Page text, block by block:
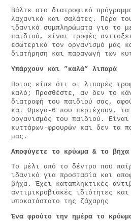
Βάλτε στο διατροφικό
λαχανικά και σαλάτες. Πέρα
ιδανικά συμπληρώματα για το
παιδιού, είναι τροφές
εσωτερικά τον οργανισμό μας
διατήρηση και παραγωγή των
Υπάρχουν και ”καλά” λιπαρά
Ποιος είπε ότι οι λιπαρές
καλό; Προσθέστε, αν δεν το
διατροφή του παιδιού σας,
και Ωμεγα-6 που περιέχουν, τα
οργανισμός του παιδιού.
κυττάρων-φρουρών και δεν τα
μας.
Αποφύγετε το κρύωμα & το
Το μέλι από το δέντρο που
ιδανικό για προστασία και
βήχα. Έχει καταπληκτικές
αντιμικροβιακές ιδιότητες
υποκατάστατο της ζάχαρης
Ένα φρούτο την ημέρα το